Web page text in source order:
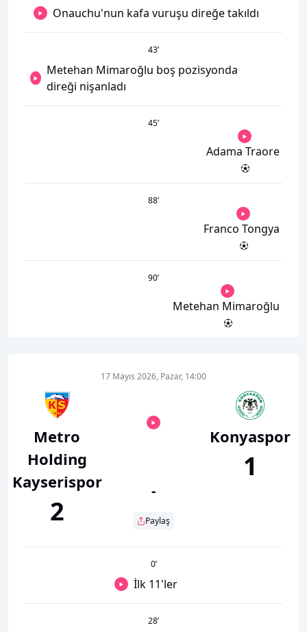
Onauchu'nun kafa vuruşu direğe takıldı
43’
Metehan Mimaroğlu boş pozisyonda
direği nişanladı
45’
Adama Traore
88’
Franco Tongya
90’
Metehan Mimaroğlu
Metro
Holding
Kayserispor
2
17 Mayıs 2026, Pazar, 14:00
-
Paylaş
Konyaspor
1
0’
İlk 11'ler
28’